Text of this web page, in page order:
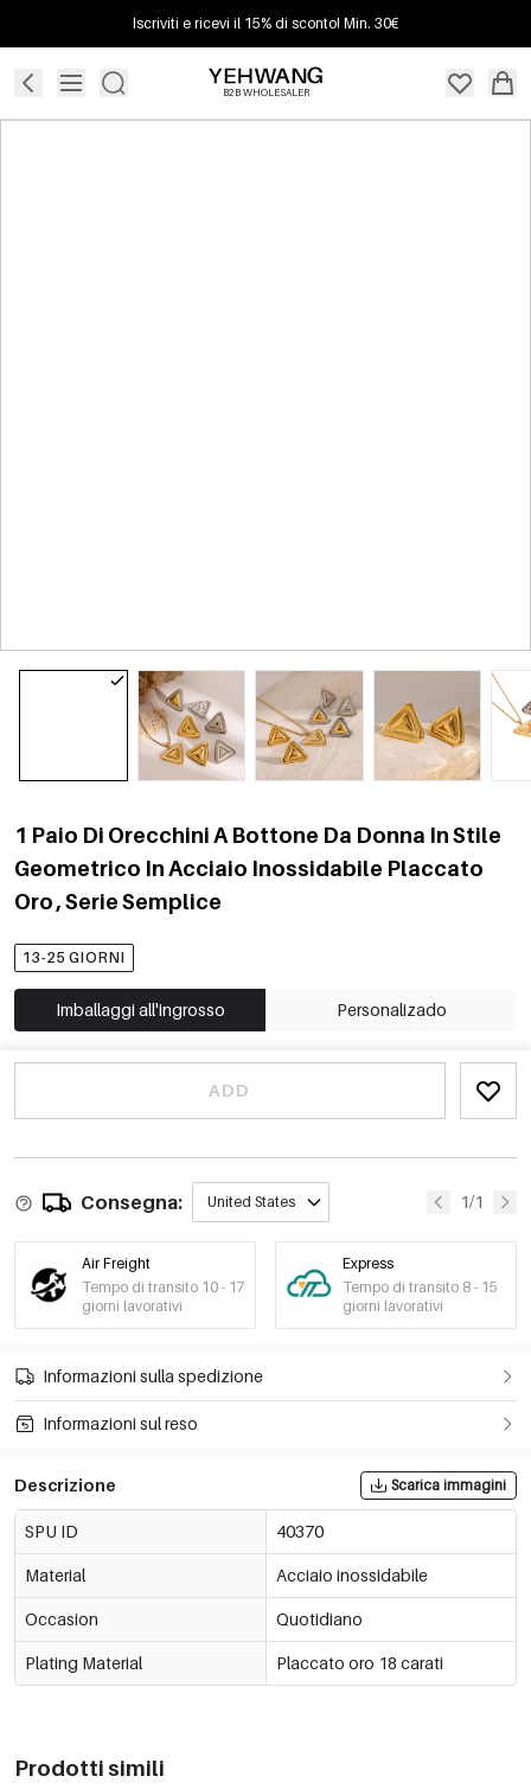
Iscriviti e ricevi il 15% di sconto! Min. 30€
B2B WHOLESALER
1 Paio Di Orecchini A Bottone Da Donna In Stile
Geometrico In Acciaio Inossidabile Placcato
Oro , Serie Semplice
13-25 GIORNI
Imballaggi all'ingrosso Personalizado
ADD
Consegna: United States 1/1
Air Freight
Tempo di transito 10 - 17
giorni lavorativi
Express
Tempo di transito 8 - 15
giorni lavorativi
Informazioni sulla spedizione
Informazioni sul reso
Descrizione Scarica immagini
SPU ID 40370
Material Acciaio inossidabile
Occasion Quotidiano
Plating Material Placcato oro 18 carati
Prodotti simili